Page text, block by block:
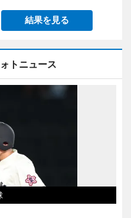
結果を見る
トニュース